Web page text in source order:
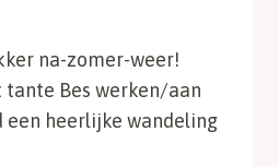
na-zomer-weer!
tante Bes werken/aan
een heerlijke wandeling